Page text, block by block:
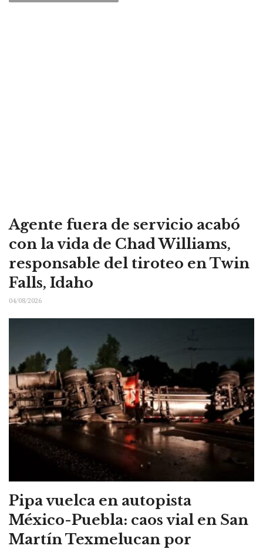
Agente fuera de servicio acabó
con la vida de Chad Williams,
responsable del tiroteo en Twin
Falls, Idaho
04/08/2026
Pipa vuelca en autopista
México-Puebla: caos vial en San
Martín Texmelucan por